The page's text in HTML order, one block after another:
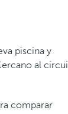
piscina y
al
comparar